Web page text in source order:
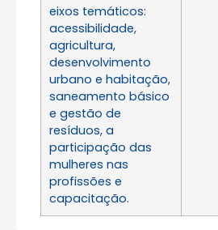
eixos temáticos:
acessibilidade,
agricultura,
desenvolvimento
urbano e habitação,
saneamento básico
e gestão de
resíduos, a
participação das
mulheres nas
profissões e
capacitação.